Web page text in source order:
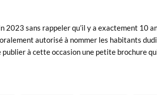
2023 sans rappeler qu’il y a exactement 10
autorisé à nommer les habitants
à cette occasion une petite brochure